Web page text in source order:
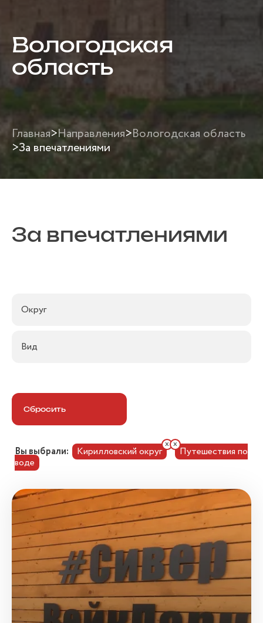
Вологодская
область
Главная>Направления>Вологодская область
>За впечатлениями
За впечатлениями
Округ
Вид
Сбросить
Вы выбрали: Кирилловский округ
x
Путешествия по
воде
x